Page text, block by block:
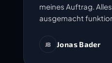
meines Auftrag.
ausgemacht
JB Jonas Bader